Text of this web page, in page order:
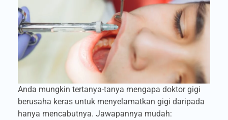
Anda mungkin tertanya-tanya mengapa doktor gigi
berusaha keras untuk menyelamatkan gigi daripada
hanya mencabutnya. Jawapannya mudah: